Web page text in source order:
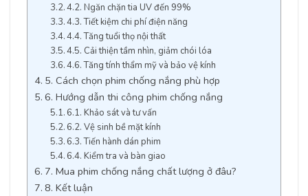
4.2. Ngăn chặn tia UV đến 99%
4.3. Tiết kiệm chi phí điện năng
4.4. Tăng tuổi thọ nội thất
4.5. Cải thiện tầm nhìn, giảm chói lóa
4.6. Tăng tính thẩm mỹ và bảo vệ kính
5. Cách chọn phim chống nắng phù hợp
6. Hướng dẫn thi công phim chống nắng
6.1. Khảo sát và tư vấn
6.2. Vệ sinh bề mặt kính
6.3. Tiến hành dán phim
6.4. Kiểm tra và bàn giao
7. Mua phim chống nắng chất lượng ở đâu?
8. Kết luận